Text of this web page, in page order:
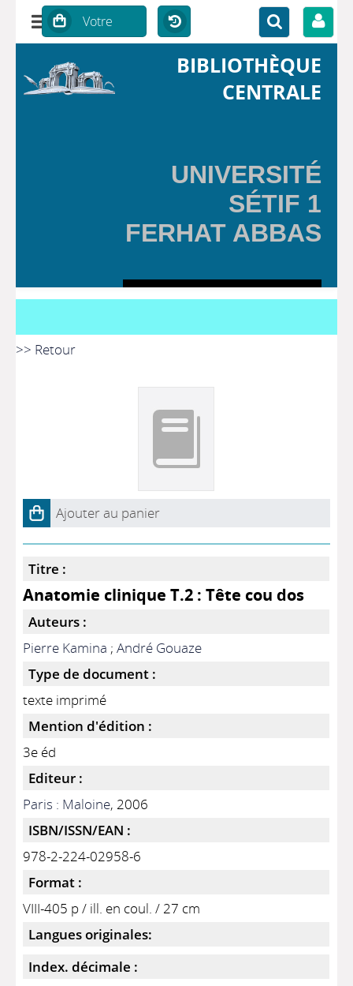
BIBLIOTHÈQUE
CENTRALE
UNIVERSITÉ
SÉTIF 1
FERHAT ABBAS
>> Retour
Ajouter au panier
Titre :
Anatomie clinique T.2 : Tête cou dos
Auteurs :
Pierre Kamina ;André Gouaze
Type de document :
texte imprimé
Mention d'édition :
3e éd
Editeur :
Paris : Maloine, 2006
ISBN/ISSN/EAN :
978-2-224-02958-6
Format :
VIII-405 p / ill. en coul. / 27 cm
Langues originales:
Index. décimale :